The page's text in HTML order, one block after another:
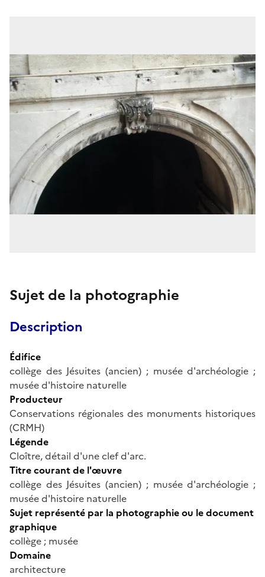
Sujet de la photographie
Description
Édifice
collège des Jésuites (ancien) ; musée d'archéologie ;
musée d'histoire naturelle
Producteur
Conservations régionales des monuments historiques
(CRMH)
Légende
Cloître, détail d'une clef d'arc.
Titre courant de l'œuvre
collège des Jésuites (ancien) ; musée d'archéologie ;
musée d'histoire naturelle
Sujet représenté par la photographie ou le document
graphique
collège ; musée
Domaine
architecture